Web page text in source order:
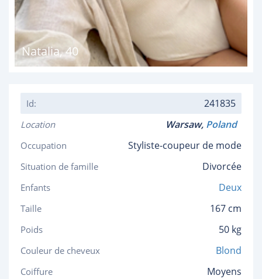
Natalia,40
Id: 241835
Location Warsaw, Poland
Occupation Styliste-coupeur de mode
Situation de famille Divorcée
Enfants Deux
Taille 167 cm
Poids 50 kg
Couleur de cheveux Blond
Coiffure Moyens